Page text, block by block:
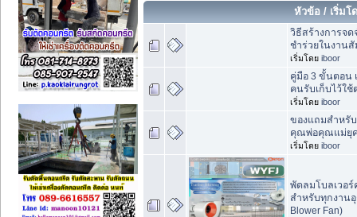
หัวข้อ / เริ่มโ
วิธีสร้างการจ
ชำร่วยในงาน
เริ่มโดย iboor
คู่มือ 3 ขั้นตอน
คนรับเก็บไว้ใช้
เริ่มโดย iboor
ของแถมสำหรั
คุณพ่อคุณแม่ยุ
เริ่มโดย iboor
พัดลมโบลเวอ
สำหรับทุกงาน
Blower Fan)